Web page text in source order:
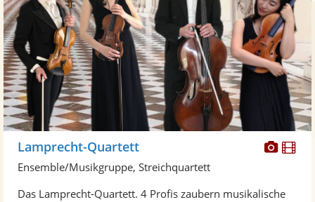
Fotos
Lamprecht-Quartett
Ensemble/Musikgruppe, Streichquartett
Das Lamprecht-Quartett. 4 Profis zaubern musikalische